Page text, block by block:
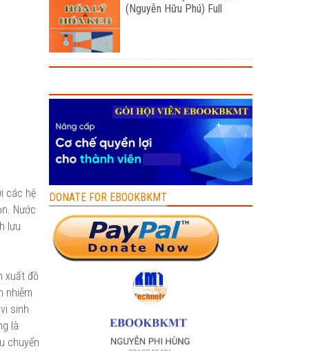
các hệ
Nước
lưu
xuất đồ
nhiễm
sinh
là
chuyển
(Nguyễn Hữu Phú) Full
DONATE FOR EBOOKBKMT